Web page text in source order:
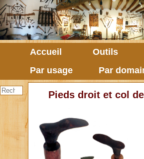
Accueil Outils
Par usage
Par
Pieds droit et col